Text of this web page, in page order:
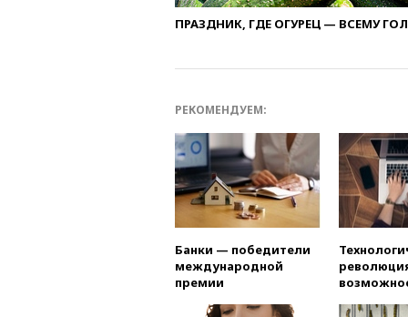
ПРАЗДНИК, ГДЕ ОГУРЕЦ — ВСЕМУ
РЕКОМЕНДУЕМ:
Банки — победители
международной
премии